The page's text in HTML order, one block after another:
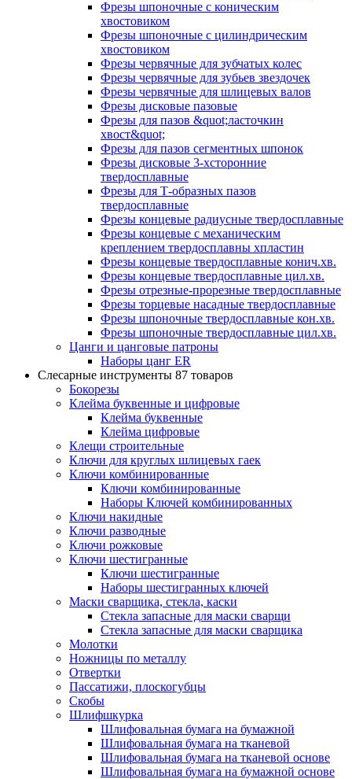
Фрезы шпоночные с коническим
хвостовиком
Фрезы шпоночные с цилиндрическим
хвостовиком
Фрезы червячные для зубчатых колес
Фрезы червячные для зубьев звездочек
Фрезы червячные для шлицевых валов
Фрезы дисковые пазовые
Фрезы для пазов &quot;ласточкин
хвост&quot;
Фрезы для пазов сегментных шпонок
Фрезы дисковые 3-хсторонние
твердосплавные
Фрезы для Т-образных пазов
твердосплавные
Фрезы концевые радиусные твердосплавные
Фрезы концевые с механическим
креплением твердосплавны хпластин
Фрезы концевые твердосплавные конич.хв.
Фрезы концевые твердосплавные цил.хв.
Фрезы отрезные-прорезные твердосплавные
Фрезы торцевые насадные твердосплавные
Фрезы шпоночные твердосплавные кон.хв.
Фрезы шпоночные твердосплавные цил.хв.
Цанги и цанговые патроны
Наборы цанг ER
Слесарные инструменты 87 товаров
Бокорезы
Клейма буквенные и цифровые
Клейма буквенные
Клейма цифровые
Клещи строительные
Ключи для круглых шлицевых гаек
Ключи комбинированные
Ключи комбинированные
Наборы Ключей комбинированных
Ключи накидные
Ключи разводные
Ключи рожковые
Ключи шестигранные
Ключи шестигранные
Наборы шестигранных ключей
Маски сварщика, стекла, каски
Стекла запасные для маски сварщи
Стекла запасные для маски сварщика
Молотки
Ножницы по металлу
Отвертки
Пассатижи, плоскогубцы
Скобы
Шлифшкурка
Шлифовальная бумага на бумажной
Шлифовальная бумага на тканевой
Шлифовальная бумага на тканевой основе
Шлифовальная бумага на бумажной основе